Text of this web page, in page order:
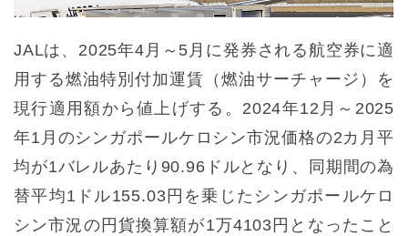
JALは、2025年4月～5月に発券される航空券に適
用する燃油特別付加運賃（燃油サーチャージ）を
現行適用額から値上げする。2024年12月～2025
年1月のシンガポールケロシン市況価格の2カ月平
均が1バレルあたり90.96ドルとなり、同期間の為
替平均1ドル155.03円を乗じたシンガポールケロ
シン市況の円貨換算額が1万4103円となったこと